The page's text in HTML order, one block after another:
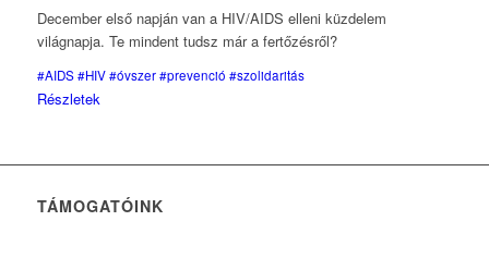
December első napján van a HIV/AIDS elleni küzdelem
világnapja. Te mindent tudsz már a fertőzésről?
#AIDS #HIV #óvszer #prevenció #szolidaritás
Részletek
TÁMOGATÓINK